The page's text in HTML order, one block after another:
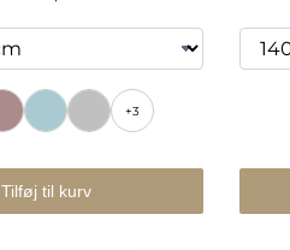
+3
Tilføj til kurv